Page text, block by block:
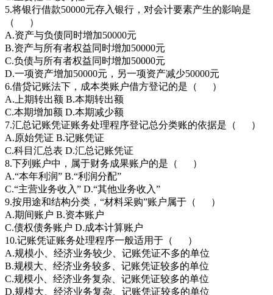
5.将银行借款50000元存入银行，对会计要素产生的影响是
（ ）
A.资产与负债同时增加50000元
B.资产与所有者权益同时增加50000元
C.负债与所有者权益同时增加50000元
D.一项资产增加50000元，另一项资产减少50000元
6.借贷记账法下，成本类账户借方登记的是（ ）
A.上期转出额 B.本期转出额
C.本期增加额 D.本期减少额
7.汇总记账凭证账务处理程序登记总分类账的依据是（ ）
A.原始凭证 B.记账凭证
C.科目汇总表 D.汇总记账凭证
8.下列账户中，属于财务成果账户的是（ ）
A.“本年利润” B.“利润分配”
C.“主营业务收入” D.“其他业务收入”
9.按用途和结构分类，“材料采购”账户属于（ ）
A.期间账户 B.资本账户
C.债权债务账户 D.成本计算账户
10.记账凭证账务处理程序一般适用于（ ）
A.规模小、经济业务较少、记账凭证不多的单位
B.规模大、经济业务较多、记账凭证较多的单位
C.规模小、经济业务复杂、记账凭证较多的单位
D.规模大、经济业务复杂、记账凭证较多的单位